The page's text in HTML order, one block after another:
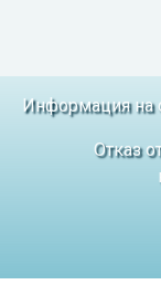
Информация на
Отказ